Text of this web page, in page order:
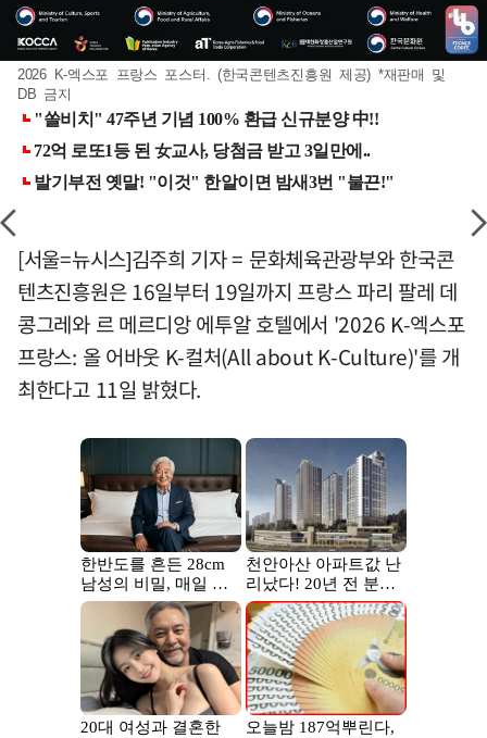
2026 K-엑스포 프랑스 포스터. (한국콘텐츠진흥원 제공) *재판매 및
DB 금지
[서울=뉴시스]김주희 기자 = 문화체육관광부와 한국콘
텐츠진흥원은 16일부터 19일까지 프랑스 파리 팔레 데
콩그레와 르 메르디앙 에투알 호텔에서 '2026 K-엑스포
프랑스: 올 어바웃 K-컬처(All about K-Culture)'를 개
최한다고 11일 밝혔다.